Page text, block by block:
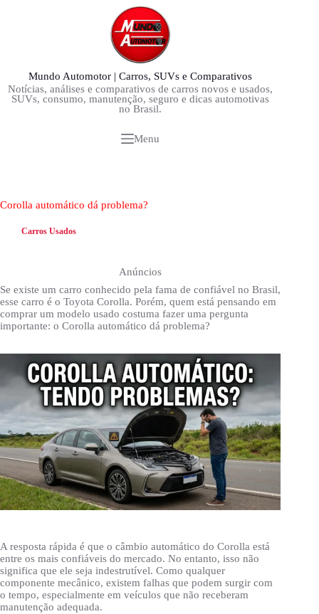
Mundo Automotor | Carros, SUVs e Comparativos
Notícias, análises e comparativos de carros novos e usados,
SUVs, consumo, manutenção, seguro e dicas automotivas
no Brasil.
Menu
Corolla automático dá problema?
Carros Usados
Anúncios
Se existe um carro conhecido pela fama de confiável no Brasil,
esse carro é o Toyota Corolla. Porém, quem está pensando em
comprar um modelo usado costuma fazer uma pergunta
importante: o Corolla automático dá problema?
A resposta rápida é que o câmbio automático do Corolla está
entre os mais confiáveis do mercado. No entanto, isso não
significa que ele seja indestrutível. Como qualquer
componente mecânico, existem falhas que podem surgir com
o tempo, especialmente em veículos que não receberam
manutenção adequada.